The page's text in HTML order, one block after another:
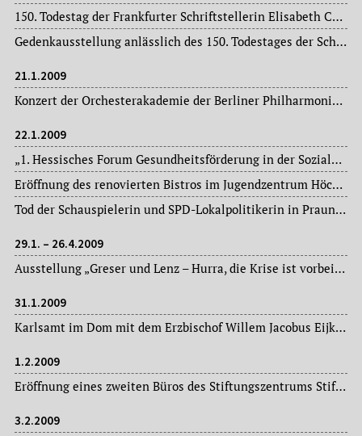
150. Todestag der Frankfurter Schriftstellerin Elisabeth Catharina Ludovica Magdalena, genannt Bettine (Bettina), von Arnim (1785-1859), geb. Brentano.
Gedenkausstellung anlässlich des 150. Todestages der Schriftstellerin Elisabeth Catharina Ludovica Magdalena, genannt Bettine (Bettina), von Arnim, geb. Brentano (1785-1859) im Goethe-Museum.
21.1.2009
Konzert der Orchesterakademie der Berliner Philharmoniker in der Alten Oper.
22.1.2009
„1. Hessisches Forum Gesundheitsförderung in der Sozialen Stadt“ im Haus der Jugend.
Eröffnung des renovierten Bistros im Jugendzentrum Höchst.
Tod der Schauspielerin und SPD-Lokalpolitikerin in Praunheim, Gudrun Günzler, von 1993 bis 2001 Mitglied des Ortsbeirats 7.
29.1. – 26.4.2009
Ausstellung „Greser und Lenz – Hurra, die Krise ist vorbei“ in der „Caricatura“.
31.1.2009
Karlsamt im Dom mit dem Erzbischof Willem Jacobus Eijk aus Utrecht.
1.2.2009
Eröffnung eines zweiten Büros des Stiftungszentrums Stifter für Stifter in Frankfurt am Main – neben dem Stifterbüro Rheinland.
3.2.2009